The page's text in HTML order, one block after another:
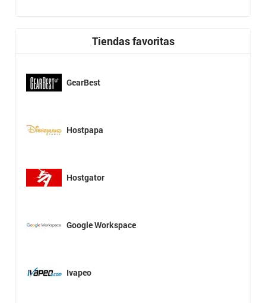
Tiendas favoritas
GearBest
Hostpapa
Hostgator
Google Workspace
Ivapeo